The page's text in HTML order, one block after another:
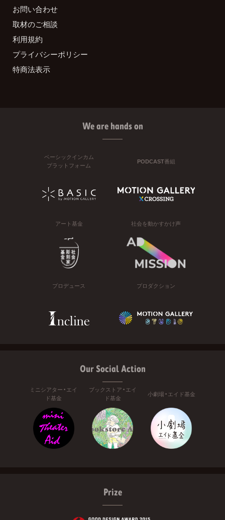
お問い合わせ
取材のご相談
利用規約
プライバシーポリシー
特商法表示
We are hands on
ベーシックインカム
プラットフォーム
PODCAST番組
アート基金 社会を動かすかけ声
プロデュース プロダクション
Our Social Action
ミニシアター・エイ
ド基金
ブックストア・エイ
ド基金
小劇場・エイド基金
Prize